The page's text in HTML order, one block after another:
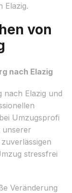
Elazig.
von
nach Elazig
nach Elazig und
Umzugsprofi
unserer
stressfrei
Veränderung